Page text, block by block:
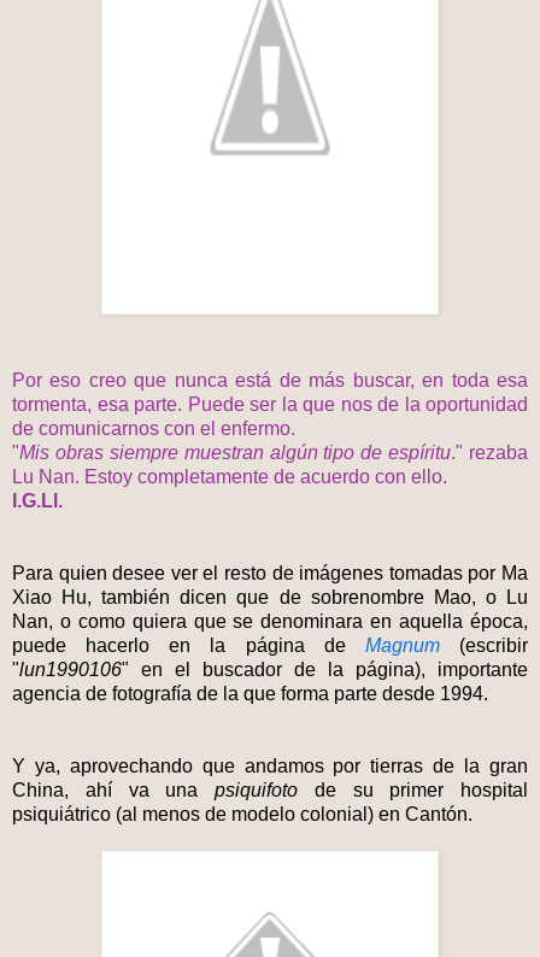
Por eso creo que nunca está de más buscar, en toda esa
tormenta, esa parte. Puede ser la que nos de la oportunidad
de comunicarnos con el enfermo.
"Mis obras siempre muestran algún tipo de espíritu." rezaba
Lu Nan. Estoy completamente de acuerdo con ello.
I.G.Ll.
Para quien desee ver el resto de imágenes tomadas por Ma
Xiao Hu, también dicen que de sobrenombre Mao, o Lu
Nan, o como quiera que se denominara en aquella época,
puede hacerlo en la página de Magnum(escribir
"lun1990106" en el buscador de la página), importante
agencia de fotografía de la que forma parte desde 1994.
Y ya, aprovechando que andamos por tierras de la gran
China, ahí va una psiquifoto de su primer hospital
psiquiátrico (al menos de modelo colonial) en Cantón.